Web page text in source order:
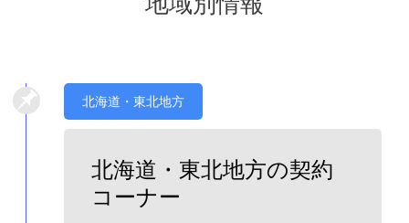
北海道・東北地方
北海道・東北地方の契約
コーナー